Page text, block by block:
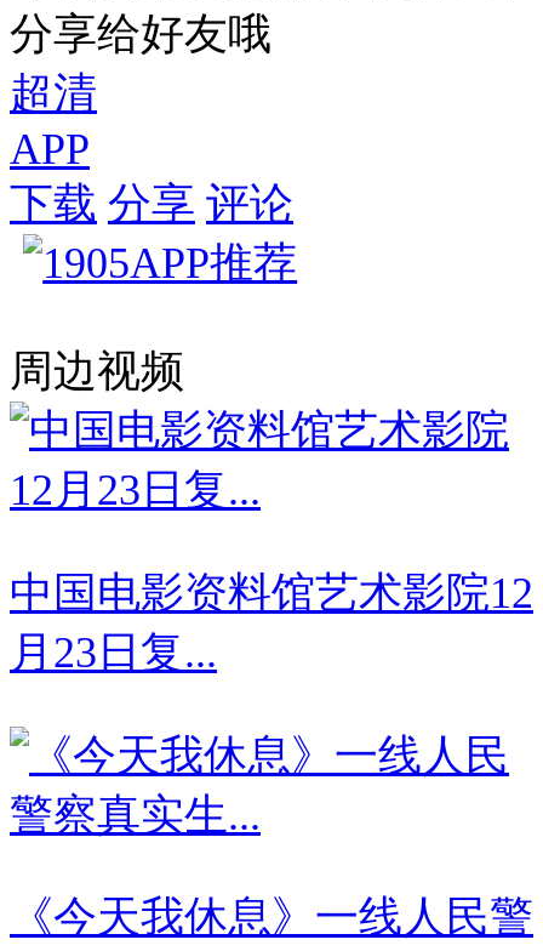
分享给好友哦
超清
APP
下载 分享 评论
周边视频
中国电影资料馆艺术影院12
月23日复...
《今天我休息》一线人民警